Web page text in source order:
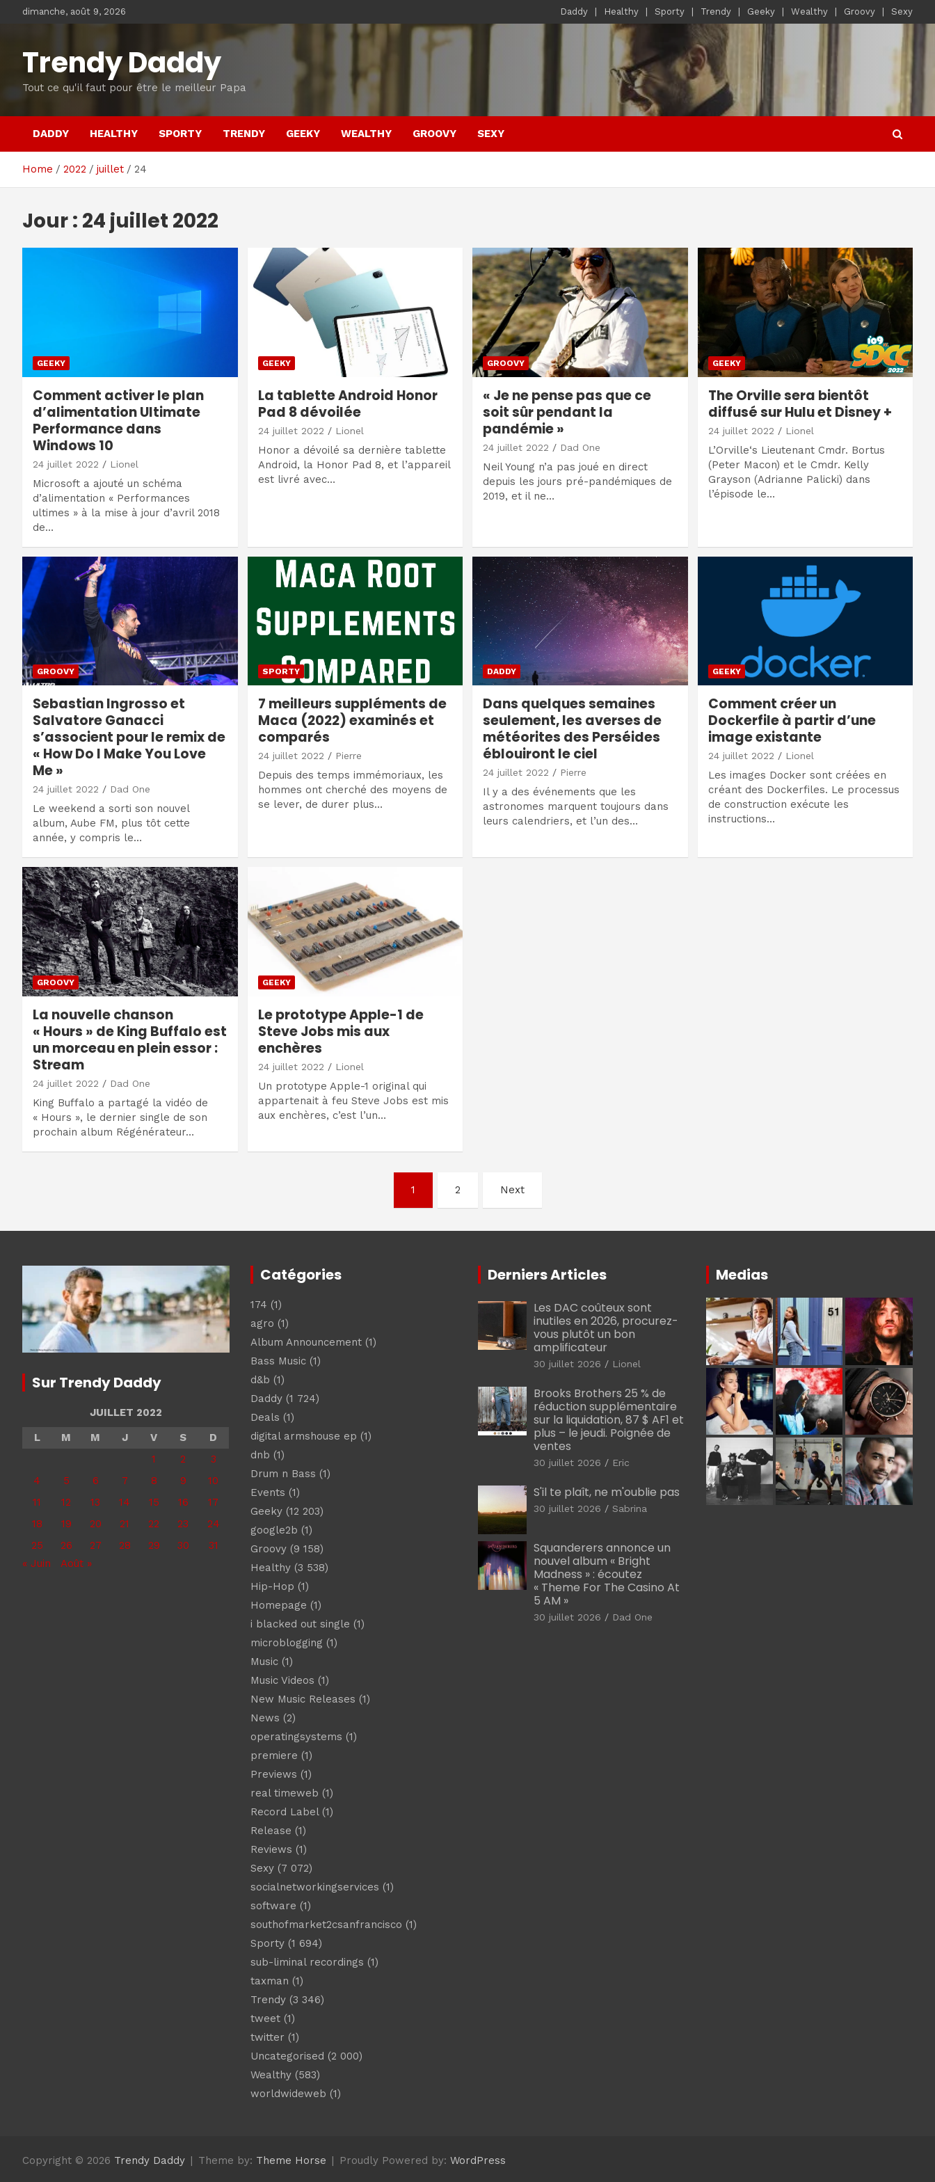
dimanche, août 9, 2026 Daddy Healthy Sporty Trendy Geeky Wealthy Groovy Sexy
Trendy Daddy
Tout ce qu'il faut pour être le meilleur Papa
DADDY HEALTHY SPORTY TRENDY GEEKY WEALTHY GROOVY SEXY
Home 2022 juillet 24
Jour : 24 juillet 2022
GEEKY
Comment activer le plan
d’alimentation Ultimate
Performance dans
Windows 10
24 juillet 2022 Lionel
Microsoft a ajouté un schéma
d’alimentation « Performances
ultimes » à la mise à jour d’avril 2018
de…
GEEKY
La tablette Android Honor
Pad 8 dévoilée
24 juillet 2022 Lionel
Honor a dévoilé sa dernière tablette
Android, la Honor Pad 8, et l’appareil
est livré avec…
GROOVY
« Je ne pense pas que ce
soit sûr pendant la
pandémie »
24 juillet 2022 Dad One
Neil Young n’a pas joué en direct
depuis les jours pré-pandémiques de
2019, et il ne…
GEEKY
The Orville sera bientôt
diffusé sur Hulu et Disney +
24 juillet 2022 Lionel
L’Orville‘s Lieutenant Cmdr. Bortus
(Peter Macon) et le Cmdr. Kelly
Grayson (Adrianne Palicki) dans
l’épisode le…
GROOVY
Sebastian Ingrosso et
Salvatore Ganacci
s’associent pour le remix de
« How Do I Make You Love
Me »
24 juillet 2022 Dad One
Le weekend a sorti son nouvel
album, Aube FM, plus tôt cette
année, y compris le…
SPORTY
7 meilleurs suppléments de
Maca (2022) examinés et
comparés
24 juillet 2022 Pierre
Depuis des temps immémoriaux, les
hommes ont cherché des moyens de
se lever, de durer plus…
DADDY
Dans quelques semaines
seulement, les averses de
météorites des Perséides
éblouiront le ciel
24 juillet 2022 Pierre
Il y a des événements que les
astronomes marquent toujours dans
leurs calendriers, et l’un des…
GEEKY
Comment créer un
Dockerfile à partir d’une
image existante
24 juillet 2022 Lionel
Les images Docker sont créées en
créant des Dockerfiles. Le processus
de construction exécute les
instructions…
GROOVY
La nouvelle chanson
« Hours » de King Buffalo est
un morceau en plein essor :
Stream
24 juillet 2022 Dad One
King Buffalo a partagé la vidéo de
« Hours », le dernier single de son
prochain album Régénérateur…
GEEKY
Le prototype Apple-1 de
Steve Jobs mis aux
enchères
24 juillet 2022 Lionel
Un prototype Apple-1 original qui
appartenait à feu Steve Jobs est mis
aux enchères, c’est l’un…
1 2 Next
Sur Trendy Daddy
JUILLET 2022
L
M M J V S
D
1
2
3
4
5 6 7 8 9
10
11
12 13 14 15 16
17
18
19 20 21 22 23
24
25
26 27 28 29 30
31
« Juin
Août »
Catégories
174 (1)
agro (1)
Album Announcement(1)
Bass Music(1)
d&b (1)
Daddy(1 724)
Deals (1)
digital armshouse ep (1)
dnb (1)
Drum n Bass (1)
Events (1)
Geeky(12 203)
google2b (1)
Groovy(9 158)
Healthy(3 538)
Hip-Hop (1)
Homepage (1)
i blacked out single (1)
microblogging (1)
Music(1)
Music Videos (1)
New Music Releases (1)
News (2)
operatingsystems (1)
premiere (1)
Previews (1)
real timeweb (1)
Record Label(1)
Release (1)
Reviews (1)
Sexy(7 072)
socialnetworkingservices (1)
software (1)
southofmarket2csanfrancisco (1)
Sporty(1 694)
sub-liminal recordings (1)
taxman (1)
Trendy(3 346)
tweet(1)
twitter (1)
Uncategorised (2 000)
Wealthy(583)
worldwideweb (1)
Derniers Articles
Les DAC coûteux sont
inutiles en 2026, procurez-
vous plutôt un bon
amplificateur
30 juillet 2026 Lionel
Brooks Brothers 25 % de
réduction supplémentaire
sur la liquidation, 87 $ AF1 et
plus – le jeudi. Poignée de
ventes
30 juillet 2026 Eric
S'il te plaît, ne m'oublie pas
30 juillet 2026 Sabrina
Squanderers annonce un
nouvel album « Bright
Madness » : écoutez
« Theme For The Casino At
5 AM »
30 juillet 2026 Dad One
Medias
Copyright © 2026 Trendy Daddy Theme by: Theme Horse Proudly Powered by: WordPress